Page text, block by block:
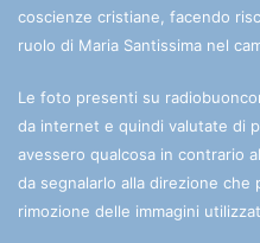
coscienze cristiane, facendo
ruolo di Maria Santissima nel
Le foto presenti su
da internet e quindi valutate di
avessero qualcosa in contrario
da segnalarlo alla direzione
rimozione delle immagini